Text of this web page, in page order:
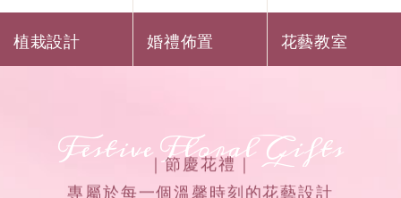
植栽設計 婚禮佈置 花藝教室
Festive Floral Gifts
｜節慶花禮｜
專屬於每一個溫馨時刻的花藝設計